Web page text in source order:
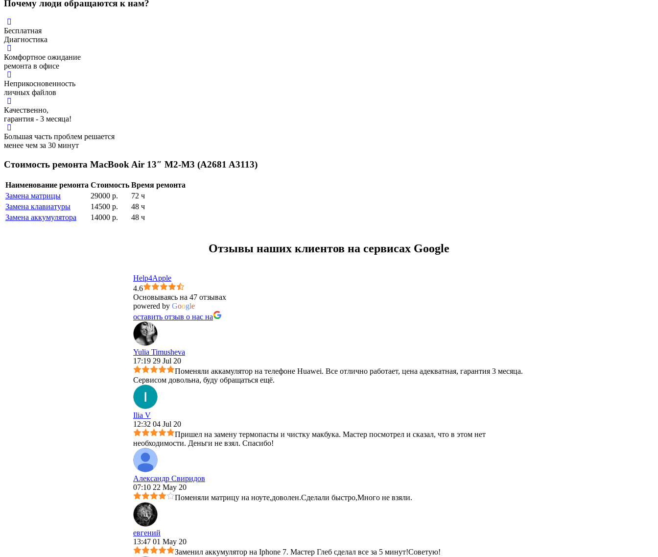
Почему люди обращаются к нам?
Бесплатная
Диагностика
Комфортное ожидание
ремонта в офисе
Неприкосновенность
личных файлов
Качественно,
гарантия - 3 месяца!
Большая часть проблем решается
менее чем за 30 минут
Стоимость ремонта MacBook Air 13″ M2-M3 (A2681 A3113)
Наименование ремонта Стоимость Время ремонта
Замена матрицы
29000 р.
72 ч
Замена клавиатуры
14500 р.
48 ч
Замена аккумулятора
14000 р. 48 ч
Отзывы наших клиентов на сервисах Google
Help4Apple
4.6
Основываясь на 47 отзывах
powered by Google
оставить отзыв о нас на
Yulia Timusheva
17:19 29 Jul 20
Поменяли аккамулятор на телефоне Huawei. Все отлично работает, цена адекватная, гарантия 3 месяца.
Сервисом довольна, буду обращаться ещё.
Ilia V
12:32 04 Jul 20
Пришел на замену термопасты и чистку макбука. Мастер посмотрел и сказал, что в этом нет
необходимости. Деньги не взял. Спасибо!
Александр Свиридов
07:10 22 May 20
Поменяли матрицу на ноуте,доволен.Сделали быстро,Много не взяли.
евгений
13:47 01 May 20
Заменил аккумулятор на Iphone 7. Мастер Глеб сделал все за 5 минут!Советую!